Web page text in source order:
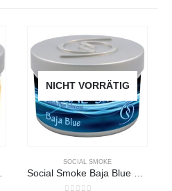
NICHT VORRÄTIG
SOCIAL SMOKE